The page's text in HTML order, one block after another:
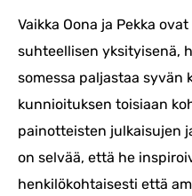
Vaikka Oona ja Pekka
suhteellisen yksityisenä,
somessa paljastaa syvän
kunnioituksen toisiaan
painotteisten julkaisujen
on selvää, että he
henkilökohtaisesti että